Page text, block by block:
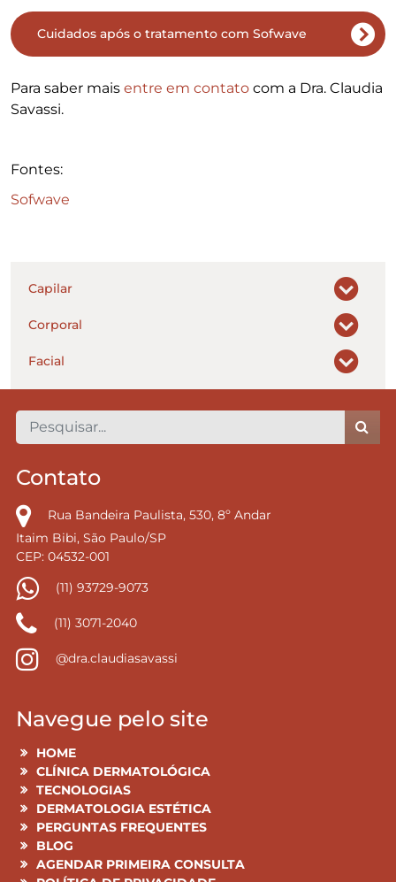
Cuidados após o tratamento com Sofwave
Para saber mais entre em contato com a Dra. Claudia
Savassi.
Fontes:
Sofwave
Capilar
Corporal
Facial
Contato
Rua Bandeira Paulista, 530, 8º Andar
Itaim Bibi, São Paulo/SP
CEP: 04532-001
(11) 93729-9073
(11) 3071-2040
@dra.claudiasavassi
Navegue pelo site
HOME
CLÍNICA DERMATOLÓGICA
TECNOLOGIAS
DERMATOLOGIA ESTÉTICA
PERGUNTAS FREQUENTES
BLOG
AGENDAR PRIMEIRA CONSULTA